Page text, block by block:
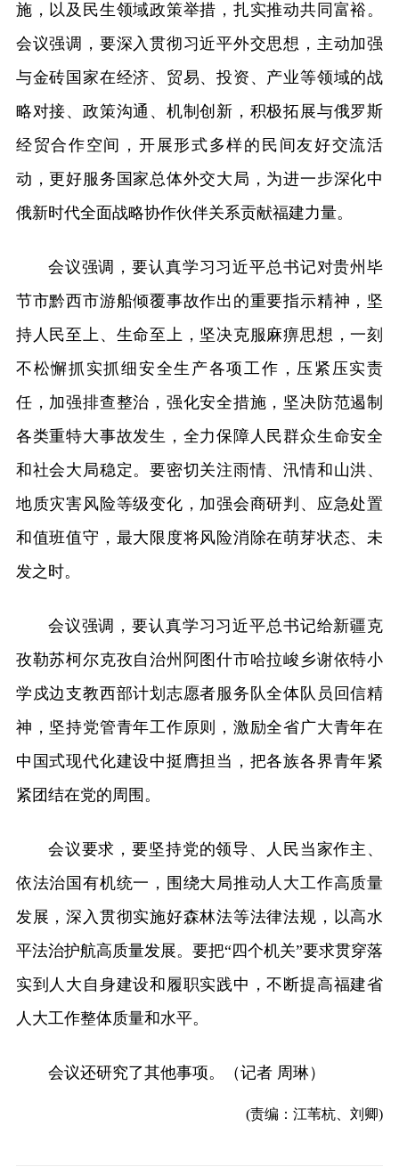
施，以及民生领域政策举措，扎实推动共同富裕。
会议强调，要深入贯彻习近平外交思想，主动加强
与金砖国家在经济、贸易、投资、产业等领域的战
略对接、政策沟通、机制创新，积极拓展与俄罗斯
经贸合作空间，开展形式多样的民间友好交流活
动，更好服务国家总体外交大局，为进一步深化中
俄新时代全面战略协作伙伴关系贡献福建力量。
会议强调，要认真学习习近平总书记对贵州毕
节市黔西市游船倾覆事故作出的重要指示精神，坚
持人民至上、生命至上，坚决克服麻痹思想，一刻
不松懈抓实抓细安全生产各项工作，压紧压实责
任，加强排查整治，强化安全措施，坚决防范遏制
各类重特大事故发生，全力保障人民群众生命安全
和社会大局稳定。要密切关注雨情、汛情和山洪、
地质灾害风险等级变化，加强会商研判、应急处置
和值班值守，最大限度将风险消除在萌芽状态、未
发之时。
会议强调，要认真学习习近平总书记给新疆克
孜勒苏柯尔克孜自治州阿图什市哈拉峻乡谢依特小
学戍边支教西部计划志愿者服务队全体队员回信精
神，坚持党管青年工作原则，激励全省广大青年在
中国式现代化建设中挺膺担当，把各族各界青年紧
紧团结在党的周围。
会议要求，要坚持党的领导、人民当家作主、
依法治国有机统一，围绕大局推动人大工作高质量
发展，深入贯彻实施好森林法等法律法规，以高水
平法治护航高质量发展。要把“四个机关”要求贯穿落
实到人大自身建设和履职实践中，不断提高福建省
人大工作整体质量和水平。
会议还研究了其他事项。（记者 周琳）
(责编：江苇杭、刘卿)